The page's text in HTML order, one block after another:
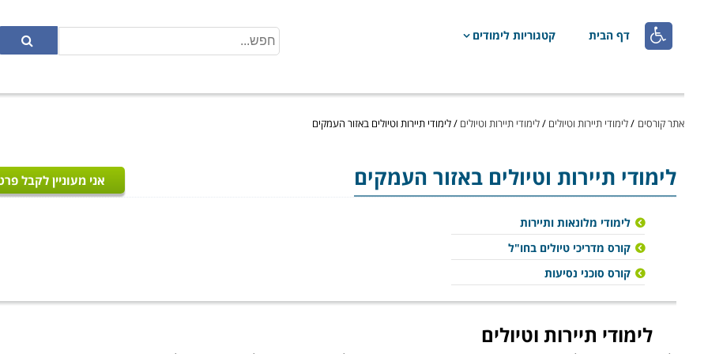
 דף הבית קטגוריות לימודים
אתר קורסים /לימודי תיירות וטיולים /לימודי תיירות וטיולים /לימודי תיירות וטיולים באזור העמקים
לימודי תיירות וטיוליםבאזור העמקים אני מעוניין לקבל
לימודי מלונאות ותיירות
קורס מדריכי טיולים בחו"ל
קורס סוכני נסיעות
לימודי תיירות וטיולים